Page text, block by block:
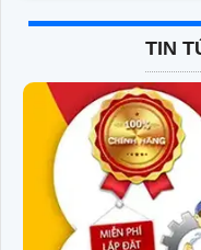
TIN